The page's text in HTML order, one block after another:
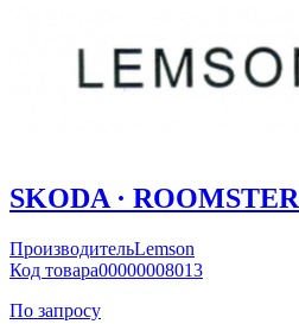
SKODA · ROOMSTER
ПроизводительLemson
Код товара00000008013
По запросу